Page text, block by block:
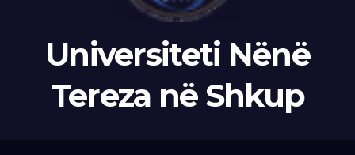
Universiteti Nënë
Tereza në Shkup